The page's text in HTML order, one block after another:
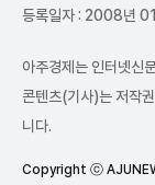
등록일자 : 2008년
아주경제는 인터넷신
콘텐츠(기사)는 저작
니다.
Copyright ⓒ